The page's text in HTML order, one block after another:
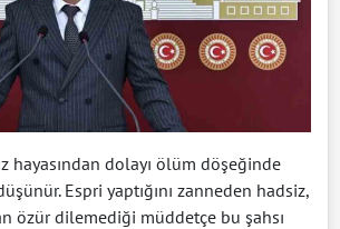
hayasından dolayı ölüm döşeğinde
Espri yaptığını zanneden hadsiz,
özür dilemediği müddetçe bu şahsı